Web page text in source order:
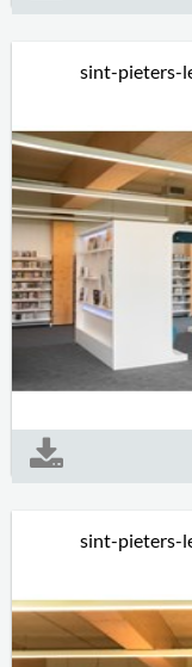
sint-pieters-
sint-pieters-